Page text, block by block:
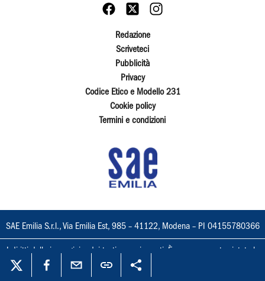
Redazione
Scriveteci
Pubblicità
Privacy
Codice Etico e Modello 231
Cookie policy
Termini e condizioni
SAE Emilia S.r.l., Via Emilia Est, 985 – 41122, Modena – PI 04155780366
I diritti delle immagini e dei testi sono riservati. È espressamente vietata la
loro riproduzione con qualsiasi mezzo e l'adattamento totale o parziale.